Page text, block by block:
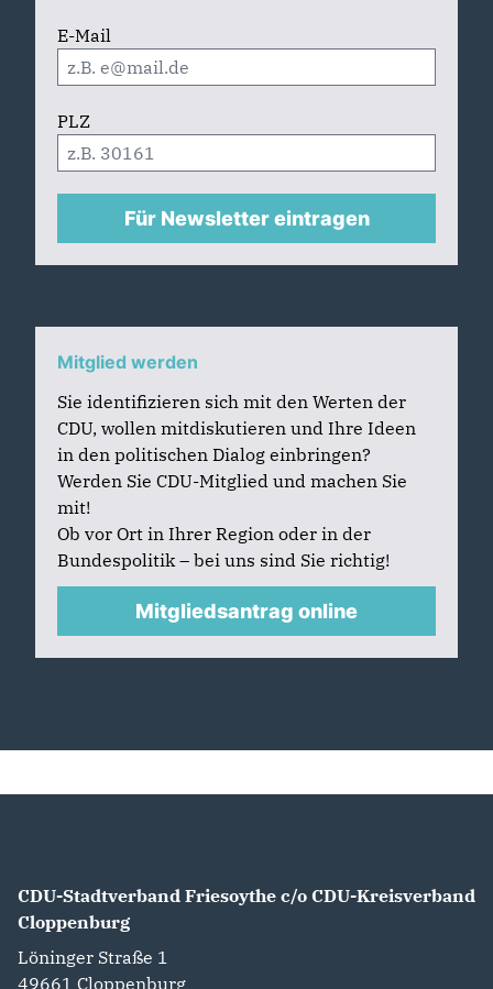
E-Mail
PLZ
Für Newsletter eintragen
Mitglied werden
Sie identifizieren sich mit den Werten der
CDU, wollen mitdiskutieren und Ihre Ideen
in den politischen Dialog einbringen?
Werden Sie CDU-Mitglied und machen Sie
mit!
Ob vor Ort in Ihrer Region oder in der
Bundespolitik – bei uns sind Sie richtig!
Mitgliedsantrag online
CDU-Stadtverband Friesoythe c/o CDU-Kreisverband
Cloppenburg
Löninger Straße 1
49661 Cloppenburg